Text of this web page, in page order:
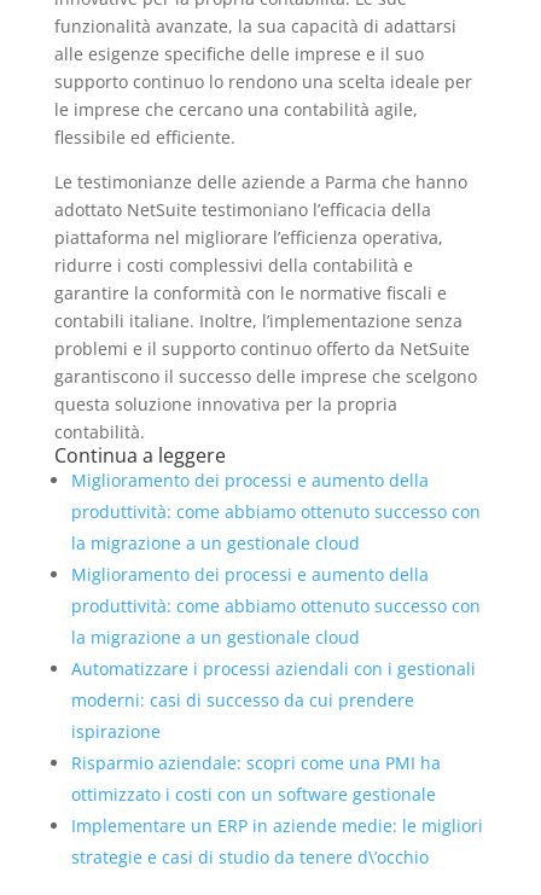
funzionalità avanzate, la sua capacità di adattarsi
alle esigenze specifiche delle imprese e il suo
supporto continuo lo rendono una scelta ideale per
le imprese che cercano una contabilità agile,
flessibile ed efficiente.
Le testimonianze delle aziende a Parma che hanno
adottato NetSuite testimoniano l’efficacia della
piattaforma nel migliorare l’efficienza operativa,
ridurre i costi complessivi della contabilità e
garantire la conformità con le normative fiscali e
contabili italiane. Inoltre, l’implementazione senza
problemi e il supporto continuo offerto da NetSuite
garantiscono il successo delle imprese che scelgono
questa soluzione innovativa per la propria
contabilità.
Continua a leggere
Miglioramento dei processi e aumento della
produttività: come abbiamo ottenuto successo con
la migrazione a un gestionale cloud
Miglioramento dei processi e aumento della
produttività: come abbiamo ottenuto successo con
la migrazione a un gestionale cloud
Automatizzare i processi aziendali con i gestionali
moderni: casi di successo da cui prendere
ispirazione
Risparmio aziendale: scopri come una PMI ha
ottimizzato i costi con un software gestionale
Implementare un ERP in aziende medie: le migliori
strategie e casi di studio da tenere d\’occhio